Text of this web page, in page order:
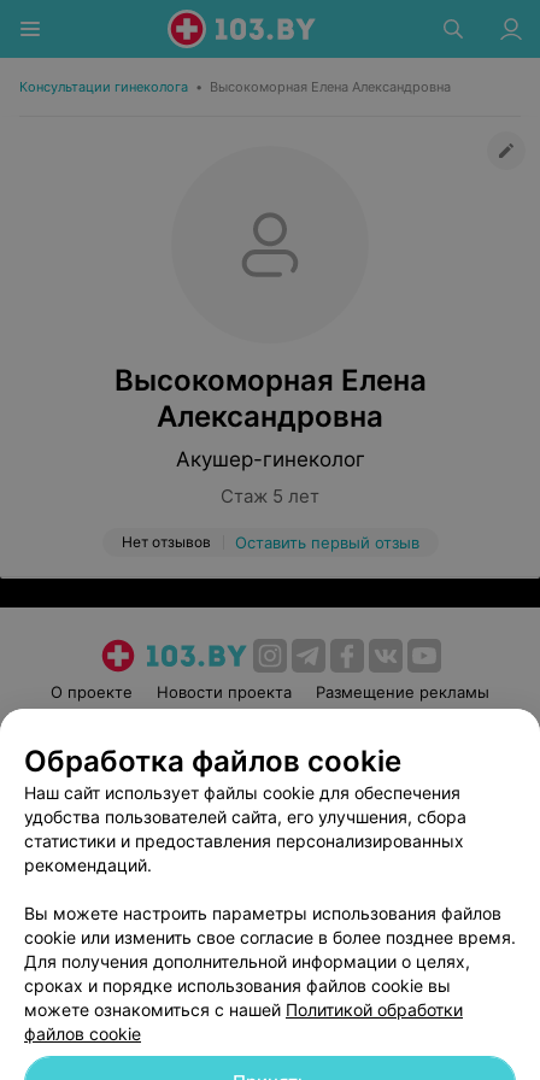
Консультации гинеколога • Высокоморная Елена Александровна
Высокоморная Елена
Александровна
Акушер-гинеколог
Стаж 5 лет
Нет отзывов Оставить первый отзыв
О проекте Новости проекта
Размещение рекламы
Пользовательское соглашение
Способы оплаты
Вакансии
Партнеры
Написать руководителю 103.by
Обработка персональных данных
Обработка файлов cookie
Наш сайт использует файлы cookie для обеспечения
удобства пользователей сайта, его улучшения, сбора
статистики и предоставления персонализированных
рекомендаций.
Вы можете настроить параметры использования файлов
cookie или изменить свое согласие в более позднее время.
Для получения дополнительной информации о целях,
сроках и порядке использования файлов cookie вы
можете ознакомиться с нашей Политикой обработки
файлов cookie